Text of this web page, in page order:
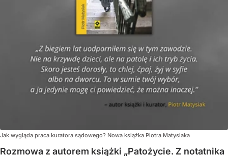
Jak wygląda praca kuratora sądowego? Nowa książka Piotra Matysiaka
Rozmowa z autorem książki „Patożycie. Z notatnika